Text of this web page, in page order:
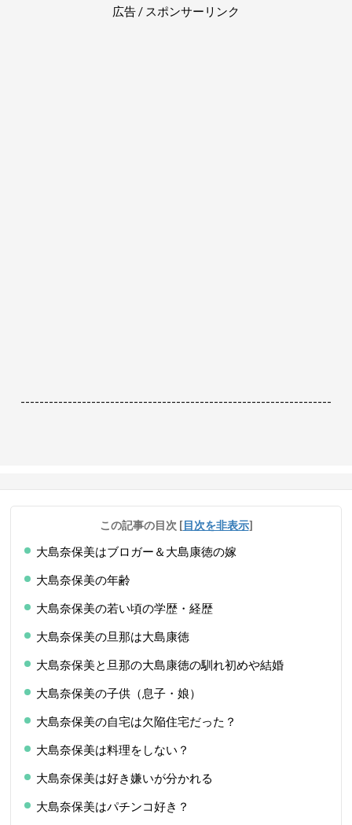
広告 / スポンサーリンク
------------------------------------------------------------------
この記事の目次 [目次を非表示]
大島奈保美はブロガー＆大島康徳の嫁
大島奈保美の年齢
大島奈保美の若い頃の学歴・経歴
大島奈保美の旦那は大島康徳
大島奈保美と旦那の大島康徳の馴れ初めや結婚
大島奈保美の子供（息子・娘）
大島奈保美の自宅は欠陥住宅だった？
大島奈保美は料理をしない？
大島奈保美は好き嫌いが分かれる
大島奈保美はパチンコ好き？